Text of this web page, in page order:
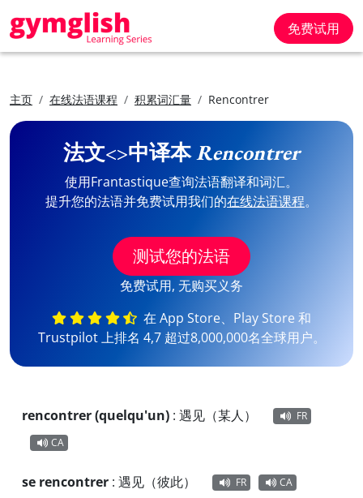
免费试用
主页 在线法语课程 积累词汇量 Rencontrer
法文<>中译本Rencontrer
使用Frantastique查询法语翻译和词汇。
提升您的法语并免费试用我们的在线法语课程。
测试您的法语
免费试用, 无购买义务
在 App Store、Play Store 和
Trustpilot 上排名 4,7 超过8,000,000名全球用户。
rencontrer (quelqu'un) : 遇见（某人）
FR
CA
se rencontrer : 遇见（彼此） FR CA